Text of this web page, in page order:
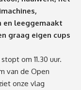
en leeggemaakt
graag eigen cups
om 11.30 uur.
van de Open
onze vlag